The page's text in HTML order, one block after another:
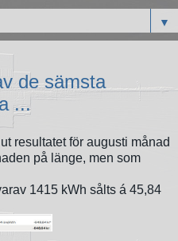
▼
de sämsta
...
resultatet för augusti månad
på länge, men som
1415 kWh sålts á 45,84